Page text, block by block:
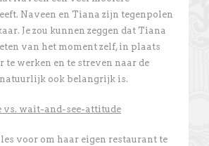
Naveen en Tiana zijn tegenpolen
Je zou kunnen zeggen dat Tiana
van het moment zelf, in plaats
te werken en te streven naar de
ook belangrijk is.
vs. wait-and-see-attitude
voor om haar eigen restaurant te